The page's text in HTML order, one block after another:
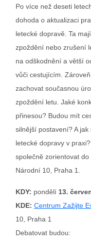
Po více než deseti
dohoda o aktualizaci
letecké dopravě. Ta
zpoždění nebo zrušení
na odškodnění a větší
vůči cestujícím.
zachovat současnou
zpoždění letu. Jaké
přinesou? Budou mít
silnější postavení? A
letecké dopravy v
společně zorientovat
Národní 10, Praha 1.
KDY: pondělí 13.
KDE: Centrum Zažijte
10, Praha 1
Debatovat budou: